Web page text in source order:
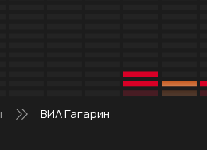
ВИА Гагарин